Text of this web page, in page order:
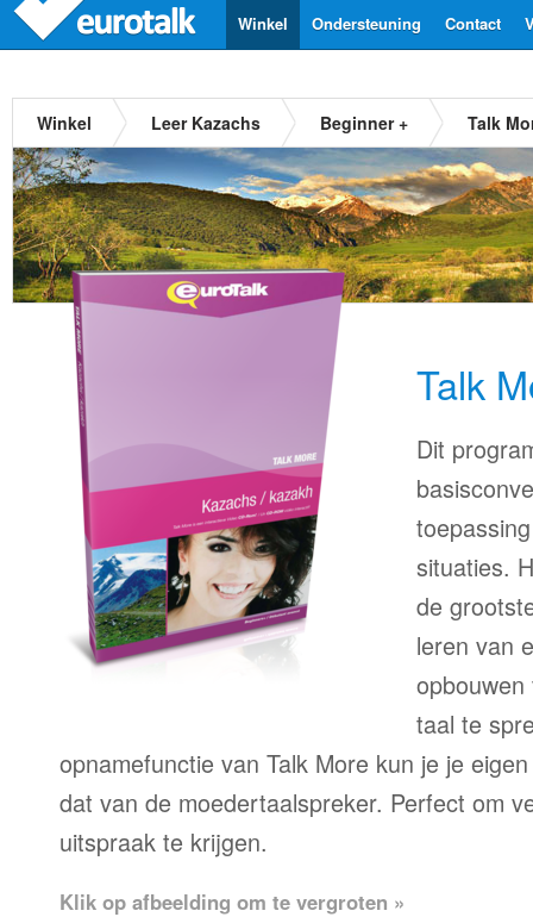
Contact
Ondersteuning
Winkel
Winkel Leer Kazachs Beginner + Talk
Talk
Dit
situaties.
de
leren van
taal te
opnamefunctie van Talk More kun je je
dat van de moedertaalspreker. Perfect om
uitspraak te krijgen.
Klik op afbeelding om te vergroten »